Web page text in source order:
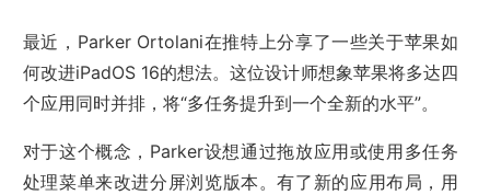
最近，Parker Ortolani在推特上分享了一些关于苹果如
何改进iPadOS 16的想法。这位设计师想象苹果将多达四
个应用同时并排，将“多任务提升到一个全新的水平”。
对于这个概念，Parker设想通过拖放应用或使用多任务
处理菜单来改进分屏浏览版本。有了新的应用布局，用